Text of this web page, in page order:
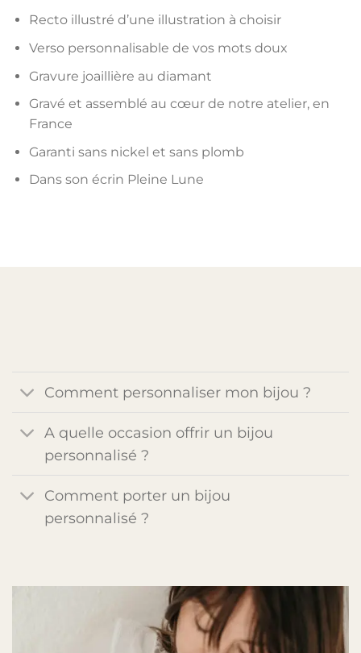
Recto illustré d’une illustration à choisir
Verso personnalisable de vos mots doux
Gravure joaillière au diamant
Gravé et assemblé au cœur de notre atelier, en
France
Garanti sans nickel et sans plomb
Dans son écrin Pleine Lune
Comment personnaliser mon bijou ?
A quelle occasion offrir un bijou
personnalisé ?
Comment porter un bijou
personnalisé ?